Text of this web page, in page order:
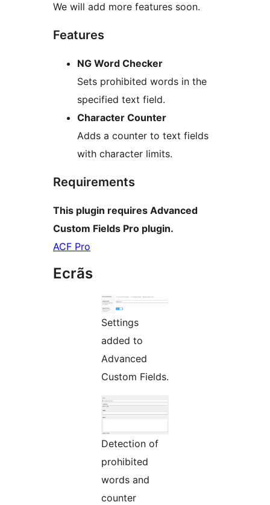
We will add more features soon.
Features
NG Word Checker
Sets prohibited words in the
specified text field.
Character Counter
Adds a counter to text fields
with character limits.
Requirements
This plugin requires Advanced
Custom Fields Pro plugin.
ACF Pro
Ecrãs
Settings
added to
Advanced
Custom Fields.
Detection of
prohibited
words and
counter